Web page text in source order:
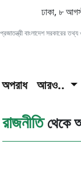
ঢাকা, ৮
বাংলাদেশ সরকারের
অপরাধ আরও..
রাজনীতিথেকে